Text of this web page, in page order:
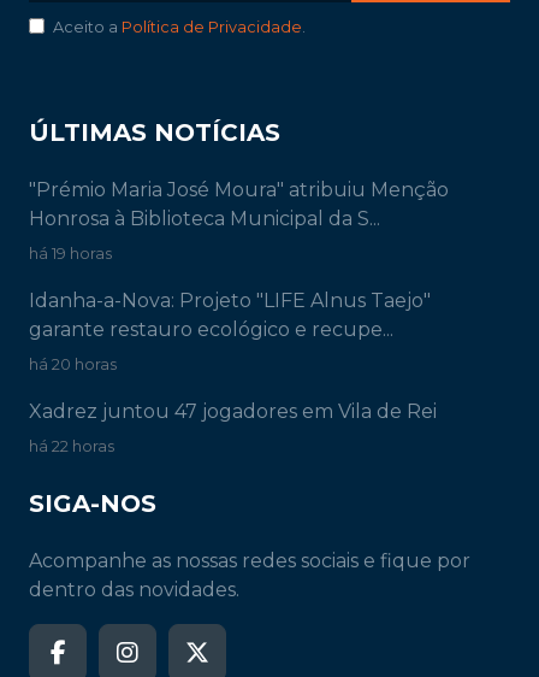
Aceito a Política de Privacidade.
ÚLTIMAS NOTÍCIAS
"Prémio Maria José Moura" atribuiu Menção
Honrosa à Biblioteca Municipal da S...
há 19 horas
Idanha-a-Nova: Projeto "LIFE Alnus Taejo"
garante restauro ecológico e recupe...
há 20 horas
Xadrez juntou 47 jogadores em Vila de Rei
há 22 horas
SIGA-NOS
Acompanhe as nossas redes sociais e fique por
dentro das novidades.